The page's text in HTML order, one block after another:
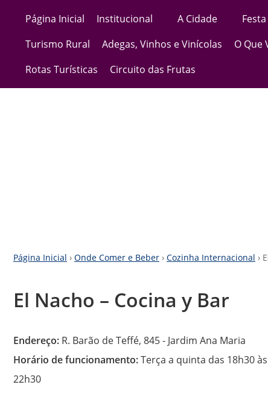
Página Inicial Institucional A Cidade
Turismo Rural
Adegas, Vinhos e Vinícolas O Que
Rotas Turísticas
Circuito das Frutas
Página Inicial › Onde Comer e Beber › Cozinha Internacional ›
El Nacho – Cocina y Bar
Endereço: R. Barão de Teffé, 845 - Jardim Ana Maria
Horário de funcionamento:Terça a quinta das 18h30
22h30